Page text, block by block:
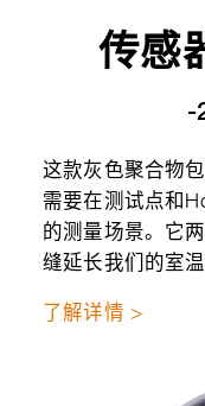
传感
-
这款灰色聚合物
需要在测试点和
的测量场景。它
缝延长我们的室
了解详情 >